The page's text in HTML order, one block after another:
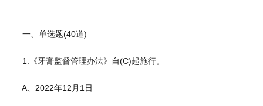
一、单选题(40道)
1.《牙膏监督管理办法》自(C)起施行。
A、2022年12月1日